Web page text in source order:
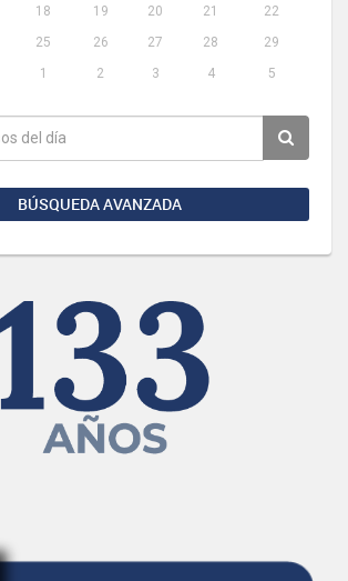
18 19 20 21
22
25 26 27 28
29
1 2 3 4 5
BÚSQUEDA AVANZADA